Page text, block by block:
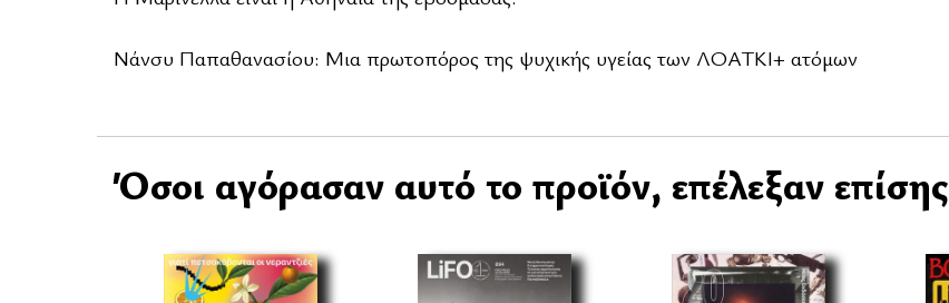
Νάνσυ Παπαθανασίου: Μια πρωτοπόρος της ψυχικής υγείας των ΛΟΑΤΚΙ+ ατόμων
Όσοι αγόρασαν αυτό το προϊόν, επέλεξαν επίσης